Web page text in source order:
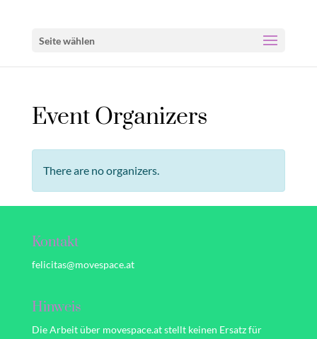
Seite wählen
Event Organizers
There are no organizers.
Kontakt
felicitas@movespace.at
Hinweis
Die Arbeit über movespace.at stellt keinen Ersatz für